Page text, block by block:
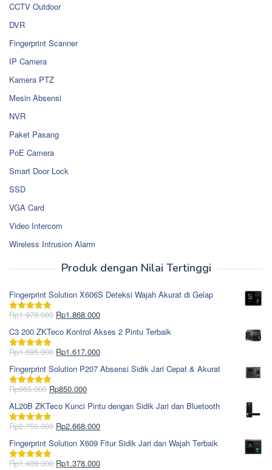
CCTV Outdoor
DVR
Fingerprint Scanner
IP Camera
Kamera PTZ
Mesin Absensi
NVR
Paket Pasang
PoE Camera
Smart Door Lock
SSD
VGA Card
Video Intercom
Wireless Intrusion Alarm
Produk dengan Nilai Tertinggi
Fingerprint Solution X606S Deteksi Wajah Akurat di Gelap
Dinilai5.00
Rp1.978.000 Harga
aslinya
adalah:
Rp1.978.000.
Rp1.868.000Harga
saat
ini
adalah:
C3 200 ZKTeco Kontrol Akses 2 Pintu Terbaik
Dinilai5.00
Rp1.695.000 Harga
aslinya
adalah:
Rp1.695.000.
Rp1.617.000Harga
saat
ini
Fingerprint Solution P207 Absensi Sidik Jari Cepat & Akurat
Dinilai5.00
Rp965.000 Harga
aslinya
adalah:
Rp965.000.
Rp850.000Harga
saat
ini
adalah:
AL20B ZKTeco Kunci Pintu dengan Sidik Jari dan Bluetooth
Dinilai5.00
Rp2.750.000 Harga
aslinya
adalah:
Rp2.750.000.
Rp2.668.000Harga
saat
ini
adalah:
Fingerprint Solution X609 Fitur Sidik Jari dan Wajah Terbaik
Dinilai5.00
Rp1.489.000 Harga
Rp1.378.000Harga